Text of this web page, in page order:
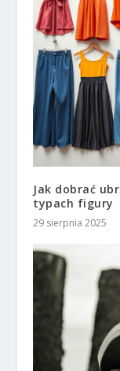
Jak dobrać
typach figury
29 sierpnia 2025